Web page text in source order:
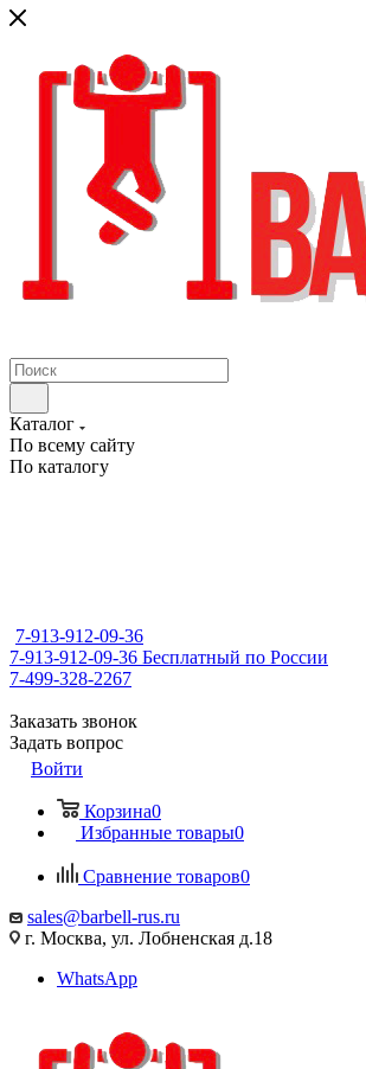
Каталог
По всему сайту
По каталогу
7-913-912-09-36
7-913-912-09-36 Бесплатный по России
7-499-328-2267
Заказать звонок
Задать вопрос
Войти
Корзина0
Избранные товары0
Сравнение товаров0
sales@barbell-rus.ru
г. Москва, ул. Лобненская д.18
WhatsApp